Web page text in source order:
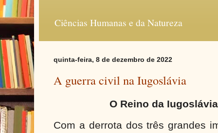
Ciências Humanas e da Natureza
quinta-feira, 8 de dezembro de 2022
A guerra civil na Iugoslávia
O Reino da
Com a derrota dos três grandes